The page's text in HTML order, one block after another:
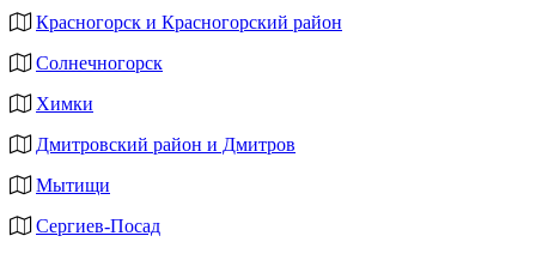
Красногорск и Красногорский район
Солнечногорск
Химки
Дмитровский район и Дмитров
Мытищи
Сергиев-Посад